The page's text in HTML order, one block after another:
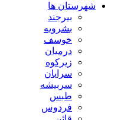
شهرستان ها
بیرجند
بشرویه
خوسف
درمیان
زیرکوه
سرایان
سربیشه
طبس
فردوس